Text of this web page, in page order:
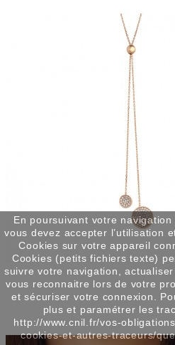
En poursuivant votre navigation
vous devez accepter l’utilisation
Cookies sur votre appareil
Cookies (petits fichiers texte)
suivre votre navigation, actualiser
vous reconnaitre lors de votre
et sécuriser votre connexion.
plus et paramétrer les
http://www.cnil.fr/vos-
cookies-et-autres-traceurs/